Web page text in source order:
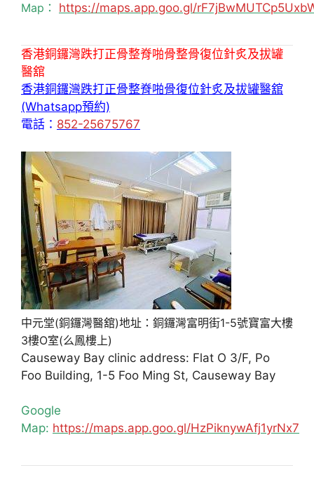
Map： https://maps.app.goo.gl/
香港銅鑼灣跌打正骨整脊啪骨整骨復位針炙及拔罐
醫舘
香港銅鑼灣跌打正骨整脊啪骨復位針炙及拔罐醫舘
(Whatsapp預約)
電話： 852-25675767
中元堂(銅鑼灣醫舘)地址：銅鑼灣富明街1-5號寶富大樓
3樓O室(么鳳樓上)
Causeway Bay clinic address: Flat O 3/F, Po
Foo Building, 1-5 Foo Ming St, Causeway Bay
Google
Map: https://maps.app.goo.gl/HzPiknywAfj1yrNx7